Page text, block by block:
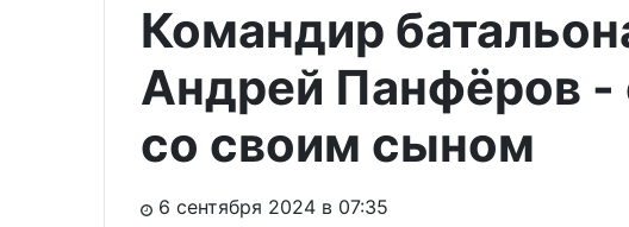
Командир
Андрей Панфёров -
со своим сыном
6 сентября 2024 в 07:35